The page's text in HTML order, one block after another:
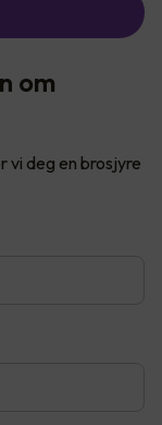
om
vi deg en brosjyre